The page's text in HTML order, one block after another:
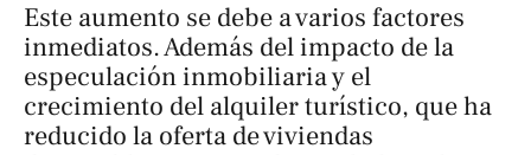
Este aumento se debe a varios factores
inmediatos. Además del impacto de la
especulación inmobiliaria y el
crecimiento del alquiler turístico, que ha
reducido la oferta de viviendas